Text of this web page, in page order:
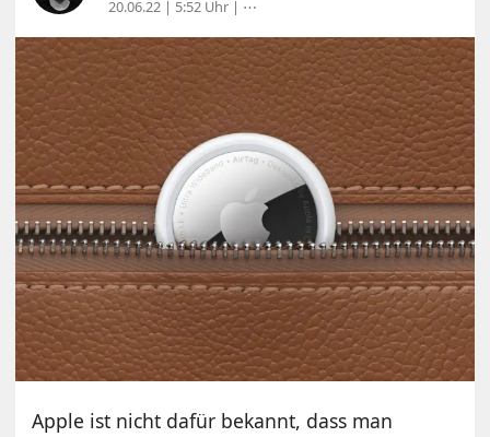
20.06.22 | 5:52 Uhr | ⋯
Apple ist nicht dafür bekannt, dass man